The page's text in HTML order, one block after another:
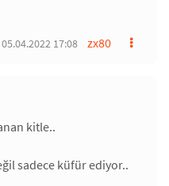
zx80
05.04.2022 17:08
kitle..
sadece küfür ediyor..